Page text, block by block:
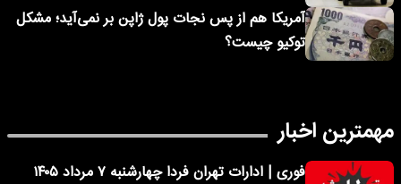
آمریکا هم از پس نجات پول ژاپن بر نمی‌آید؛ مشکل
توکیو چیست؟
مهمترین اخبار
فوری | ادارات تهران فردا چهارشنبه ۷ مرداد ۱۴۰۵